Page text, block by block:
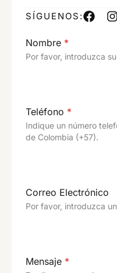
SÍGUENOS:
Nombre *
Por favor, introduzca
Teléfono *
Indique un número
de Colombia (+57).
Correo Electrónico
Por favor, introduzca
Mensaje *